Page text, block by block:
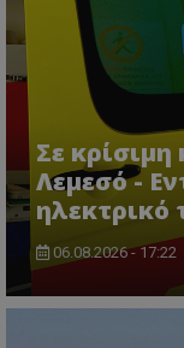
Σε
Λεμεσό -
ηλεκτρικό
06.08.2026 - 17:22
usprivacy